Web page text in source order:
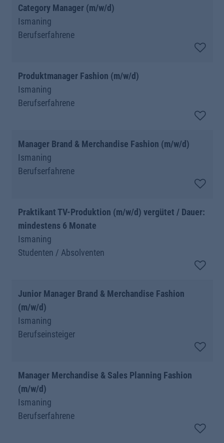
Category Manager (m/w/d)
Ismaning
Berufserfahrene
Produktmanager Fashion (m/w/d)
Ismaning
Berufserfahrene
Manager Brand & Merchandise Fashion (m/w/d)
Ismaning
Berufserfahrene
Praktikant TV-Produktion (m/w/d) vergütet / Dauer:
mindestens 6 Monate
Ismaning
Studenten / Absolventen
Junior Manager Brand & Merchandise Fashion
(m/w/d)
Ismaning
Berufseinsteiger
Manager Merchandise & Sales Planning Fashion
(m/w/d)
Ismaning
Berufserfahrene